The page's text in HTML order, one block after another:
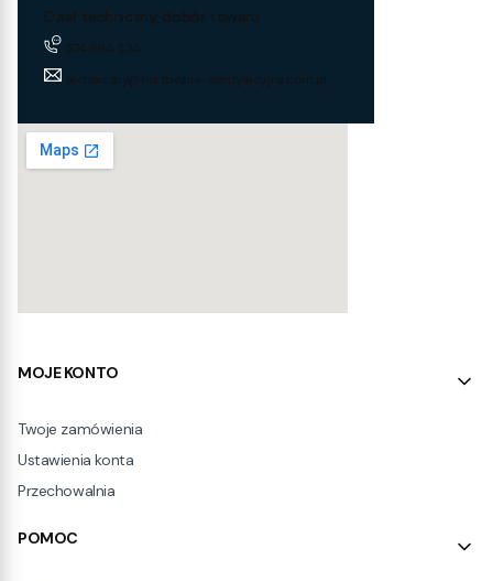
Dział techniczny, dobór towaru
574 694 534
techniczny@hurtownia-wentylacyjna.com.pl
Linki w stopce
MOJE KONTO
Twoje zamówienia
Ustawienia konta
Przechowalnia
POMOC